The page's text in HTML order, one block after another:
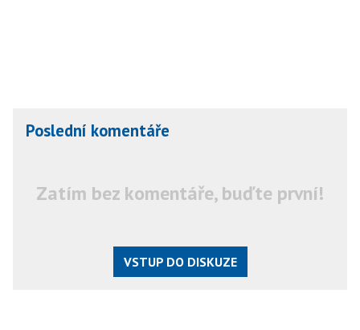
Poslední komentáře
Zatím bez komentáře, buďte první!
VSTUP DO DISKUZE